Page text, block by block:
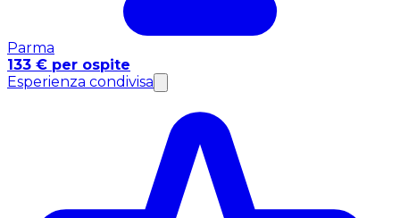
Parma
133 € per ospite
Esperienza condivisa